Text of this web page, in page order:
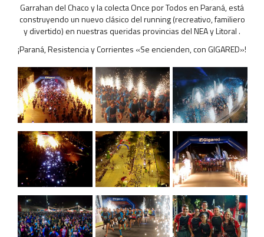
Garrahan del Chaco y la colecta Once por Todos en Paraná, está
construyendo un nuevo clásico del running (recreativo, familiero
y divertido) en nuestras queridas provincias del NEA y Litoral .
¡Paraná, Resistencia y Corrientes «Se encienden, con GIGARED»!